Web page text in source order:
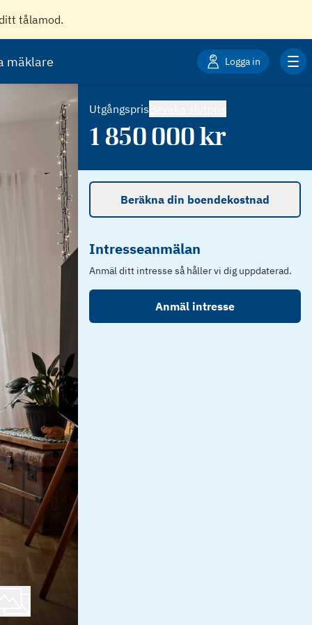
tålamod.
mäklare Logga in
Utgångspris
1 850 000kr
Beräkna din boendekostnad
Intresseanmälan
Anmäl ditt intresse så håller vi dig uppdaterad.
Anmäl intresse